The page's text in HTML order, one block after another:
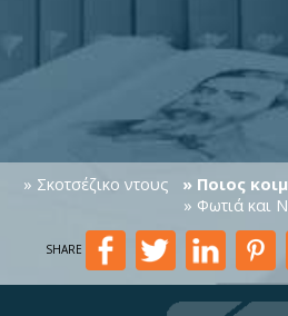
» Σκοτσέζικο ντους » Ποιος
» Φωτιά και
SHARE